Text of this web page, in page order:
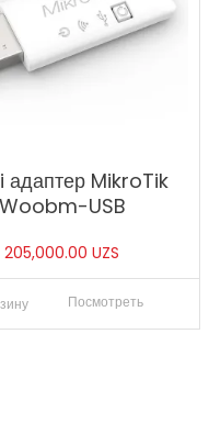
адаптер MikroTik
Woobm-USB
205,000.00UZS
Посмотреть